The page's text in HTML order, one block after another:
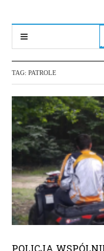
TAG: PATROLE
POLICJA